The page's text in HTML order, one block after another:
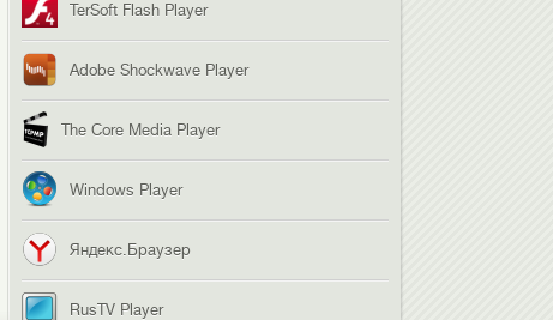
TerSoft Flash Player
Adobe Shockwave Player
The Core Media Player
Windows Player
Яндекс.Браузер
RusTV Player